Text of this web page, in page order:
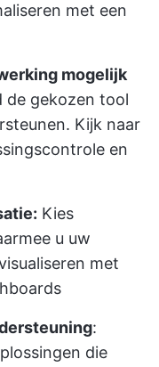
met een
mogelijk
de gekozen tool
Kijk naar
en
Kies
u uw
met
:
die